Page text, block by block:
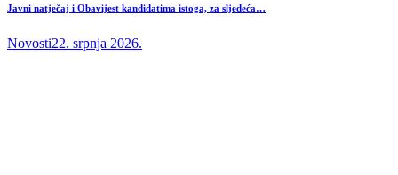
Javni natječaj i Obavijest kandidatima istoga, za sljedeća…
Novosti22. srpnja 2026.